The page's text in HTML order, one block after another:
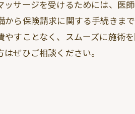
ッサージを受けるためには、医
から保険請求に関する手続きま
やすことなく、スムーズに施術
ぜひご相談ください。